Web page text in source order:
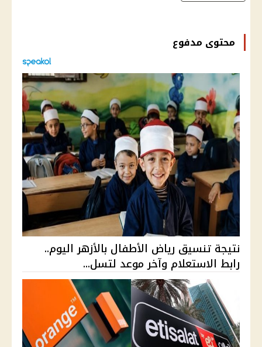
محتوى مدفوع
نتيجة تنسيق رياض الأطفال بالأزهر اليوم..
رابط الاستعلام وآخر موعد لتسل...